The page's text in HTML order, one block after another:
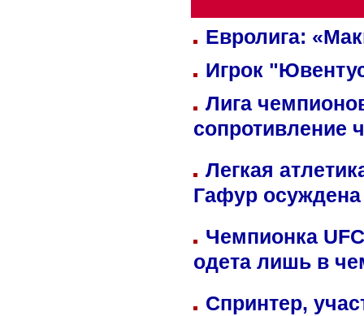
Евролига:
Игрок
Лига
сопротивление
Легкая
Гафур осуждена
Чемпионка
одета лишь в
Спринтер,